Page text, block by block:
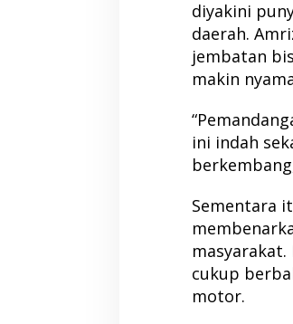
diyakini
daerah.
jembatan
makin
ini indah
Sementara
cukup
motor.